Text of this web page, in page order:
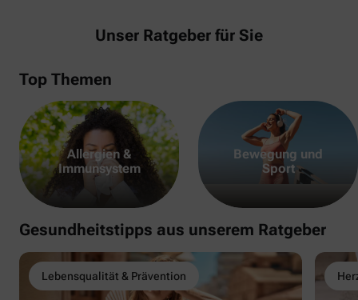
Unser Ratgeber für Sie
Top Themen
Allergien &
Immunsystem
Bewegung und
Sport
Gesundheitstipps aus unserem Ratgeber
Lebensqualität & Prävention